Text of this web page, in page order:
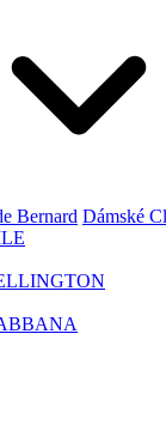
Bernard Dámské